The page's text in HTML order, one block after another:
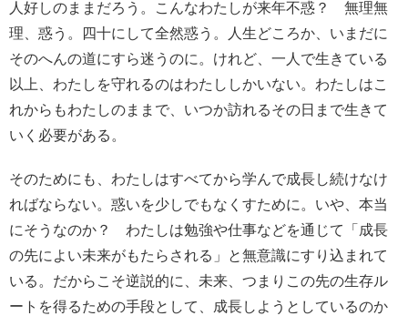
人好しのままだろう。こんなわたしが来年不惑？ 無理無
理、惑う。四十にして全然惑う。人生どころか、いまだに
そのへんの道にすら迷うのに。けれど、一人で生きている
以上、わたしを守れるのはわたししかいない。わたしはこ
れからもわたしのままで、いつか訪れるその日まで生きて
いく必要がある。
そのためにも、わたしはすべてから学んで成長し続けなけ
ればならない。惑いを少しでもなくすために。いや、本当
にそうなのか？ わたしは勉強や仕事などを通じて「成長
の先によい未来がもたらされる」と無意識にすり込まれて
いる。だからこそ逆説的に、未来、つまりこの先の生存ル
ートを得るための手段として、成長しようとしているのか